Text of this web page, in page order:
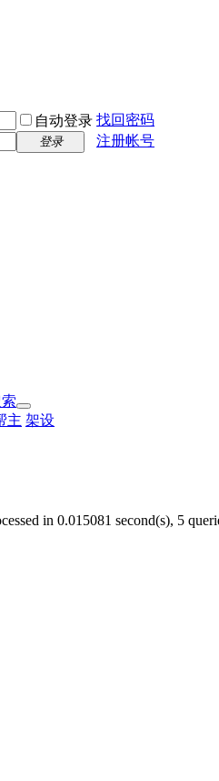
自动登录 找回密码
登录 注册帐号
主 架设
in 0.015081 second(s), 5